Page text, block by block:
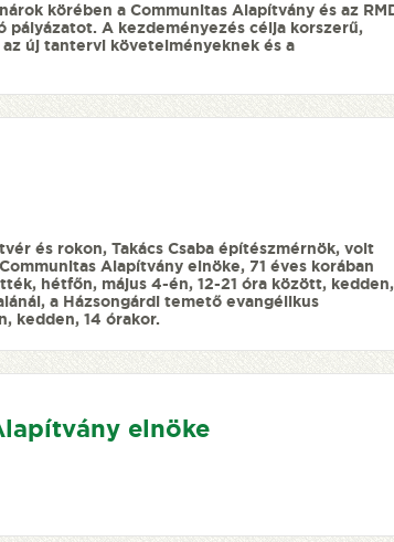
körében a Communitas Alapítvány és az
A kezdeményezés célja korszerű,
új tantervi követelményeknek és a
és rokon, Takács Csaba építészmérnök, volt
Alapítvány elnöke, 71 éves korában
hétfőn, május 4-én, 12-21 óra között, kedden,
a Házsongárdi temető evangélikus
kedden, 14 órakor.
elnöke